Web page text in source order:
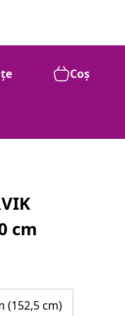
Coș
cm
(152,5 cm)